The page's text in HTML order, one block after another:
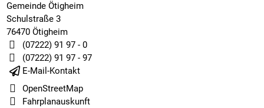
Gemeinde Ötigheim
Schulstraße 3
76470 Ötigheim
(07222) 91 97 - 0
(07222) 91 97 - 97
E-Mail-Kontakt
OpenStreetMap
Fahrplanauskunft